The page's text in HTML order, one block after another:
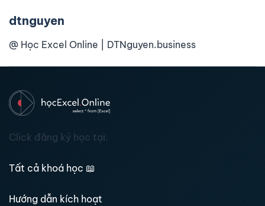
dtnguyen
@ Học Excel Online | DTNguyen.business
Click đăng ký học tại:
Tất cả khoá học 📖
Hướng dẫn kích hoạt